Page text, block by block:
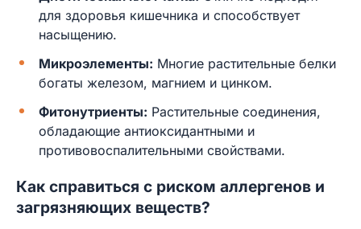
для здоровья кишечника и способствует
насыщению.
Микроэлементы: Многие растительные белки
богаты железом, магнием и цинком.
Фитонутриенты: Растительные соединения,
обладающие антиоксидантными и
противовоспалительными свойствами.
Как справиться с риском аллергенов и
загрязняющих веществ?